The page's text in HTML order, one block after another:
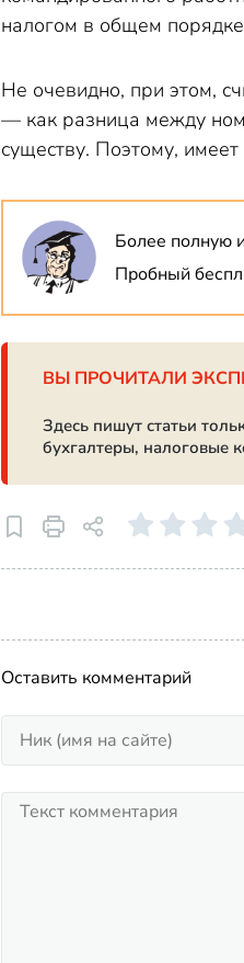
налогом в общем
Не очевидно, при этом,
— как разница между
существу. Поэтому,
Более полную
Пробный
ВЫ ПРОЧИТАЛИ
Здесь пишут статьи
бухгалтеры, налоговые
Оставить комментарий